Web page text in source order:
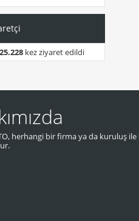
25.228 kez ziyaret edildi
herhangi bir firma ya da kuruluş ile